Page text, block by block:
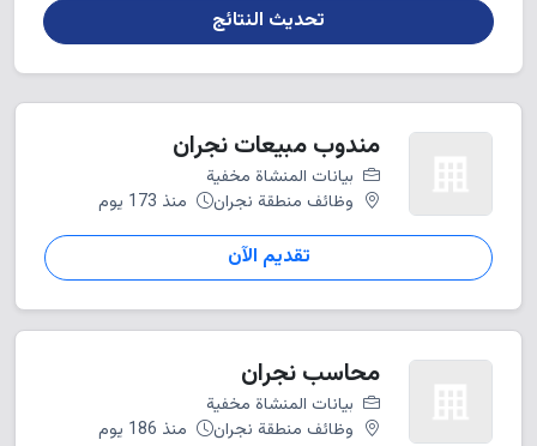
تحديث النتائج
مندوب مبيعات نجران
بيانات المنشاة مخفية
وظائف منطقة نجران
منذ 173 يوم
تقديم الآن
محاسب نجران
بيانات المنشاة مخفية
وظائف منطقة نجران
منذ 186 يوم